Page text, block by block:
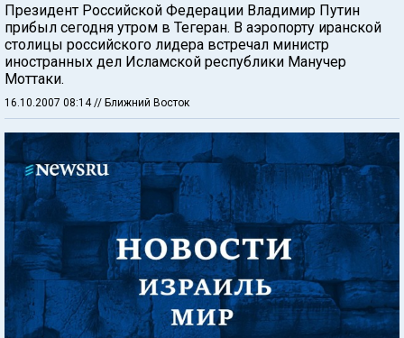
Президент Российской Федерации Владимир Путин
прибыл сегодня утром в Тегеран. В аэропорту иранской
столицы российского лидера встречал министр
иностранных дел Исламской республики Манучер
Моттаки.
16.10.2007 08:14 // Ближний Восток